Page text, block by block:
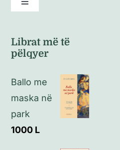
Toggle
Librat më të
pëlqyer
Ballo me
maska në
park
1000 L